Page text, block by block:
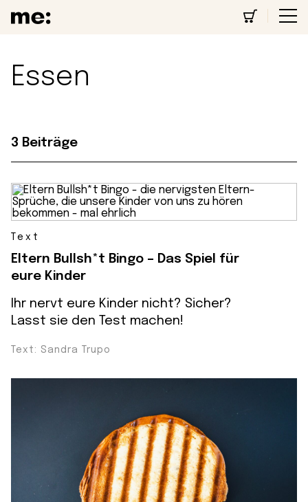
Essen
3 Beiträge
Text
Eltern Bullsh*t Bingo – Das Spiel für
eure Kinder
Ihr nervt eure Kinder nicht? Sicher?
Lasst sie den Test machen!
Text: Sandra Trupo